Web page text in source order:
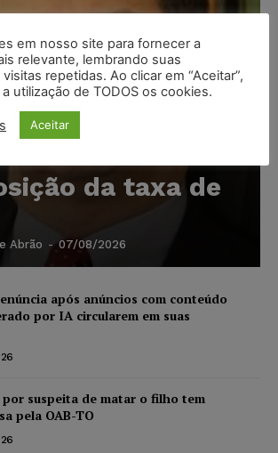
da taxa de
Abrão - 07/08/2026
após anúncios com conteúdo
por IA circularem em suas
suspeita de matar o filho tem
pela OAB-TO
em nosso site para fornecer a
relevante, lembrando suas
repetidas. Ao clicar em “Aceitar”,
utilização de TODOS os cookies.
Aceitar